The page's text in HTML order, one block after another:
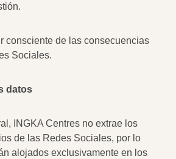
consciente de las consecuencias
Sociales.
datos
INGKA Centres no extrae los
de las Redes Sociales, por lo
alojados exclusivamente en los